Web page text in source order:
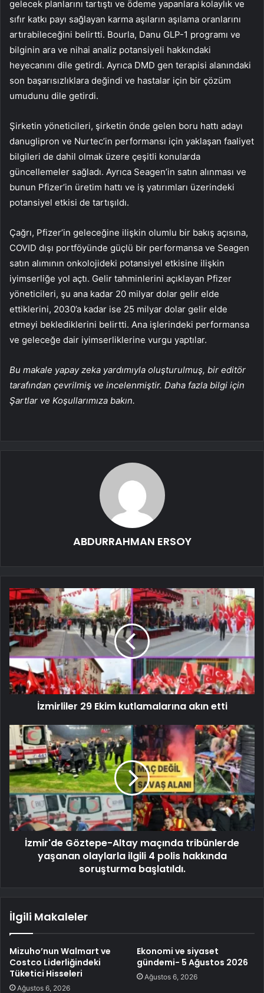
gelecek planlarını tartıştı ve ödeme yapanlara kolaylık ve
sıfır katkı payı sağlayan karma aşıların aşılama oranlarını
artırabileceğini belirtti. Bourla, Danu GLP-1 programı ve
bilginin ara ve nihai analiz potansiyeli hakkındaki
heyecanını dile getirdi. Ayrıca DMD gen terapisi alanındaki
son başarısızlıklara değindi ve hastalar için bir çözüm
umudunu dile getirdi.
Şirketin yöneticileri, şirketin önde gelen boru hattı adayı
danuglipron ve Nurtec’in performansı için yaklaşan faaliyet
bilgileri de dahil olmak üzere çeşitli konularda
güncellemeler sağladı. Ayrıca Seagen’in satın alınması ve
bunun Pfizer’in üretim hattı ve iş yatırımları üzerindeki
potansiyel etkisi de tartışıldı.
Çağrı, Pfizer’in geleceğine ilişkin olumlu bir bakış açısına,
COVID dışı portföyünde güçlü bir performansa ve Seagen
satın alımının onkolojideki potansiyel etkisine ilişkin
iyimserliğe yol açtı. Gelir tahminlerini açıklayan Pfizer
yöneticileri, şu ana kadar 20 milyar dolar gelir elde
ettiklerini, 2030’a kadar ise 25 milyar dolar gelir elde
etmeyi beklediklerini belirtti. Ana işlerindeki performansa
ve geleceğe dair iyimserliklerine vurgu yaptılar.
Bu makale yapay zeka yardımıyla oluşturulmuş, bir editör
tarafından çevrilmiş ve incelenmiştir. Daha fazla bilgi için
Şartlar ve Koşullarımıza bakın.
ABDURRAHMAN ERSOY
İzmirliler 29 Ekim kutlamalarına akın etti
İzmir'de Göztepe-Altay maçında tribünlerde
yaşanan olaylarla ilgili 4 polis hakkında
soruşturma başlatıldı.
İlgili Makaleler
Mizuho’nun Walmart ve
Costco Liderliğindeki
Tüketici Hisseleri
Ağustos 6, 2026
Ekonomi ve siyaset
gündemi- 5 Ağustos 2026
Ağustos 6, 2026